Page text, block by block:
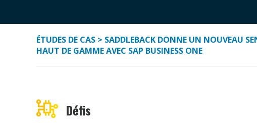
ÉTUDES DE CAS > SADDLEBACK DONNE UN NOUVEAU
HAUT DE GAMME AVEC SAP BUSINESS ONE
Défis